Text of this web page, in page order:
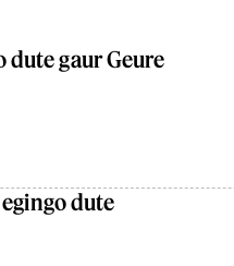
dute gaur Geure
dute